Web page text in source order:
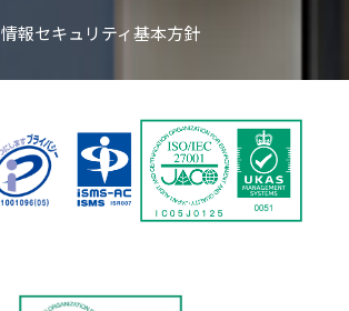
情報セキュリティ基本方針